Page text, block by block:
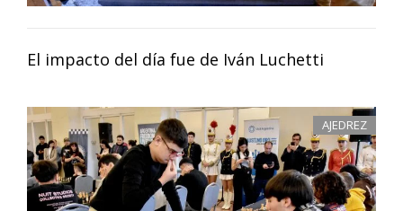
El impacto del día fue de Iván Luchetti
AJEDREZ